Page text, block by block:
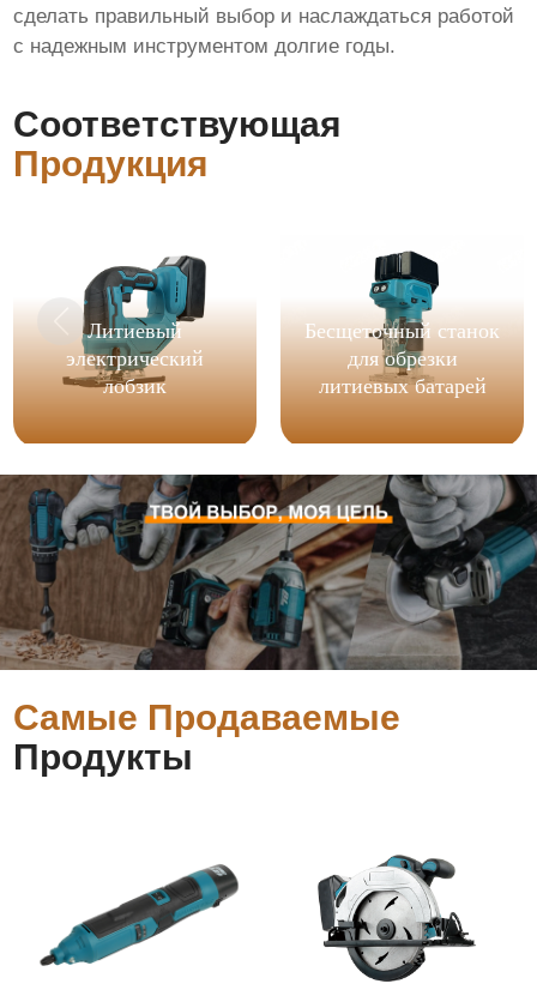
сделать правильный выбор и наслаждаться работой
с надежным инструментом долгие годы.
Соответствующая
Продукция
Литиевый
электрический
лобзик
Бесщеточный станок
для обрезки
литиевых батарей
Самые Продаваемые
Продукты